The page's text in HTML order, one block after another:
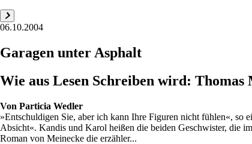
06.10.2004
Garagen unter Asphalt
Wie aus Lesen Schreiben wird:
Von Particia Wedler
»Entschuldigen Sie, aber ich kann Ihre Figuren nicht fühlen«, so
Absicht«. Kandis und Karol heißen die beiden Geschwister, die
Roman von Meinecke die erzähler...